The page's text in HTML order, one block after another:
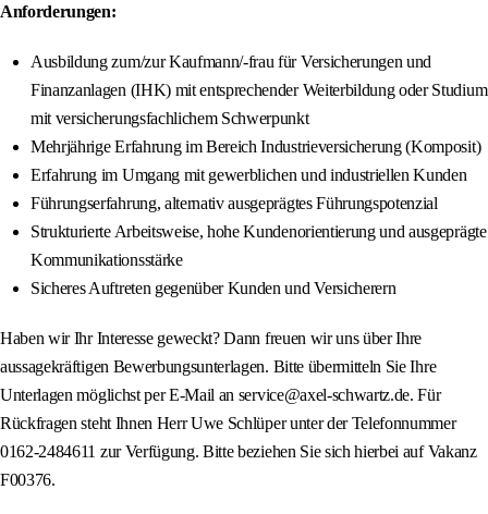
Anforderungen:
Ausbildung zum/zur Kaufmann/-frau für Versicherungen und
Finanzanlagen (IHK) mit entsprechender Weiterbildung oder Studium
mit versicherungsfachlichem Schwerpunkt
Mehrjährige Erfahrung im Bereich Industrieversicherung (Komposit)
Erfahrung im Umgang mit gewerblichen und industriellen Kunden
Führungserfahrung, alternativ ausgeprägtes Führungspotenzial
Strukturierte Arbeitsweise, hohe Kundenorientierung und ausgeprägte
Kommunikationsstärke
Sicheres Auftreten gegenüber Kunden und Versicherern
Haben wir Ihr Interesse geweckt? Dann freuen wir uns über Ihre
aussagekräftigen Bewerbungsunterlagen. Bitte übermitteln Sie Ihre
Unterlagen möglichst per E-Mail an service@axel-schwartz.de. Für
Rückfragen steht Ihnen Herr Uwe Schlüper unter der Telefonnummer
0162-2484611 zur Verfügung. Bitte beziehen Sie sich hierbei auf Vakanz
F00376.